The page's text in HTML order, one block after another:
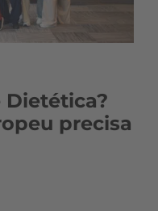
Dietética?
precisa